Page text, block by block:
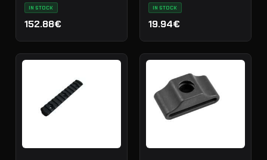
IN STOCK
152.88€
IN STOCK
19.94€